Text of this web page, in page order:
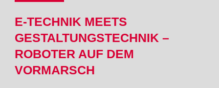
E-TECHNIK MEETS
GESTALTUNGSTECHNIK –
ROBOTER AUF DEM
VORMARSCH